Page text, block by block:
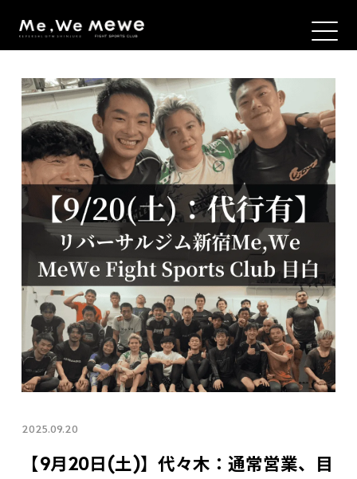
2025.09.20
【9月20日(土)】代々木：通常営業、目